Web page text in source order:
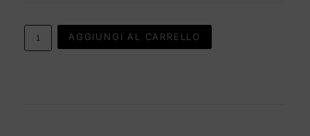
AGGIUNGI AL CARRELLO